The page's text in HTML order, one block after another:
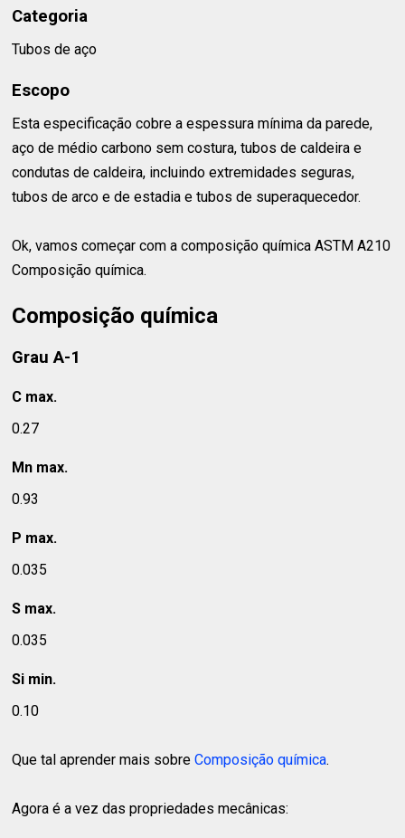
Categoria
Tubos de aço
Escopo
Esta especificação cobre a espessura mínima da parede,
aço de médio carbono sem costura, tubos de caldeira e
condutas de caldeira, incluindo extremidades seguras,
tubos de arco e de estadia e tubos de superaquecedor.
Ok, vamos começar com a composição química ASTM A210
Composição química.
Composição química
Grau A-1
C max.
0.27
Mn max.
0.93
P max.
0.035
S max.
0.035
Si min.
0.10
Que tal aprender mais sobreComposição química.
Agora é a vez das propriedades mecânicas: